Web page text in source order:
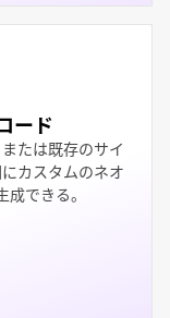
ード
たは既存のサイ
カスタムのネオ
できる。